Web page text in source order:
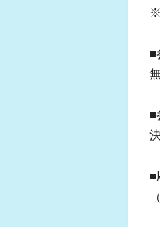
※
■
■
■